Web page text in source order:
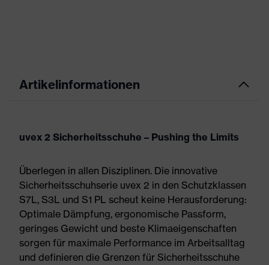
Artikelinformationen
uvex 2 Sicherheitsschuhe – Pushing the Limits
Überlegen in allen Disziplinen. Die innovative
Sicherheitsschuhserie uvex 2 in den Schutzklassen
S7L, S3L und S1 PL scheut keine Herausforderung:
Optimale Dämpfung, ergonomische Passform,
geringes Gewicht und beste Klimaeigenschaften
sorgen für maximale Performance im Arbeitsalltag
und definieren die Grenzen für Sicherheitsschuhe